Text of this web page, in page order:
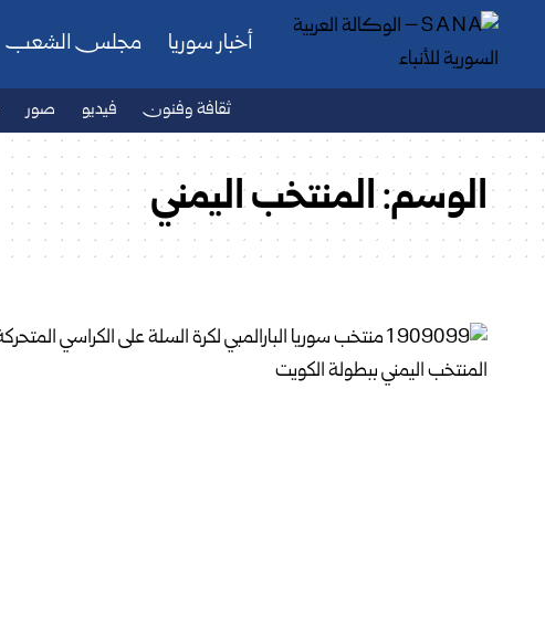
أخبار سوريا مجلس الشعب
ثقافة وفنون فيديو صور
الوسم:المنتخب اليمني